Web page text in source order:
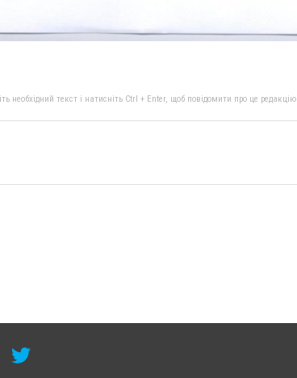
необхідний текст і натисніть Ctrl + Enter, щоб повідомити про це редакцію